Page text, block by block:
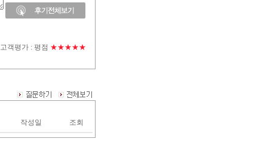
고객평가 : 평점 ★★★★★
작성일 조회